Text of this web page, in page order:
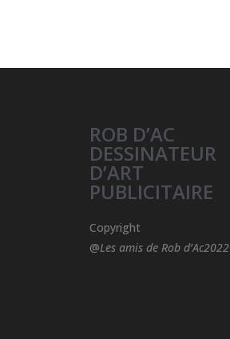
ROB D’AC
DESSINATEUR
D’ART
PUBLICITAIRE
Copyright
@Les amis de Rob d’Ac2022